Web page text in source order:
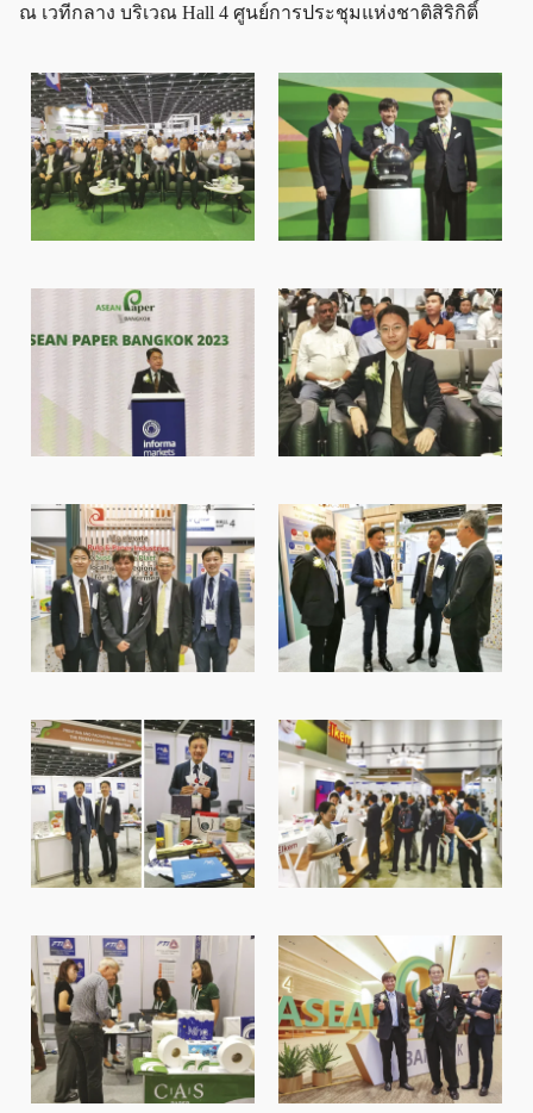
ณ เวทีกลาง บริเวณ Hall 4 ศูนย์การประชุมแห่งชาติสิริกิติ์